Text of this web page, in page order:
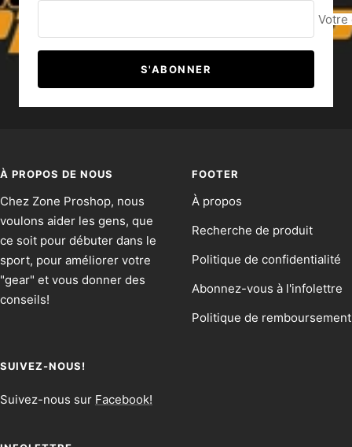
Votre
S'ABONNER
À PROPOS DE NOUS
Chez Zone Proshop, nous
voulons aider les gens, que
ce soit pour débuter dans le
sport, pour améliorer votre
"gear" et vous donner des
conseils!
FOOTER
À propos
Recherche de produit
Politique de confidentialité
Abonnez-vous à l'infolettre
Politique de remboursement
SUIVEZ-NOUS!
Suivez-nous sur Facebook!